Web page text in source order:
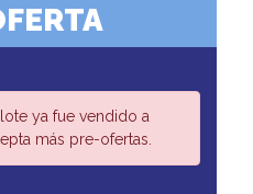
ya fue vendido a
más pre-ofertas.